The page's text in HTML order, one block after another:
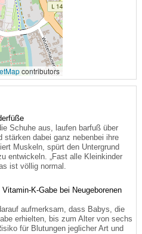
contributors
Schuhe aus, laufen barfuß über
stärken dabei ganz nebenbei ihre
Muskeln, spürt den Untergrund
entwickeln. „Fast alle Kleinkinder
ist völlig normal.
K-Gabe bei Neugeborenen
aufmerksam, dass Babys, die
erhielten, bis zum Alter von sechs
für Blutungen jeglicher Art und